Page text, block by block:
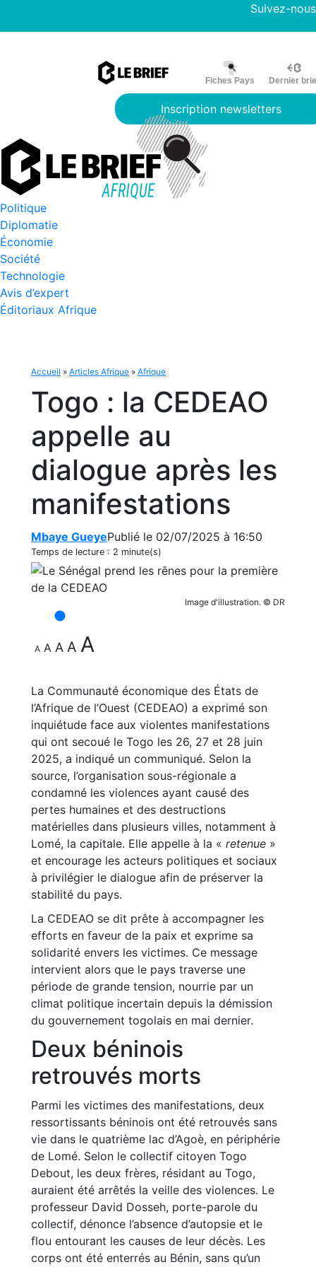
Suivez-nous
Fiches Pays Dernier
Inscription newsletters
Politique
Diplomatie
Économie
Société
Technologie
Avis d’expert
Éditoriaux Afrique
Accueil » Articles Afrique » Afrique
Togo : la CEDEAO
appelle au
dialogue après les
manifestations
Mbaye GueyePublié le 02/07/2025 à 16:50
Temps de lecture : 2 minute(s)
Image d'illustration. © DR
A A A A A
La Communauté économique des États de
l’Afrique de l’Ouest (CEDEAO) a exprimé son
inquiétude face aux violentes manifestations
qui ont secoué le Togo les 26, 27 et 28 juin
2025, a indiqué un communiqué. Selon la
source, l’organisation sous-régionale a
condamné les violences ayant causé des
pertes humaines et des destructions
matérielles dans plusieurs villes, notamment à
Lomé, la capitale. Elle appelle à la « retenue »
et encourage les acteurs politiques et sociaux
à privilégier le dialogue afin de préserver la
stabilité du pays.
La CEDEAO se dit prête à accompagner les
efforts en faveur de la paix et exprime sa
solidarité envers les victimes. Ce message
intervient alors que le pays traverse une
période de grande tension, nourrie par un
climat politique incertain depuis la démission
du gouvernement togolais en mai dernier.
Deux béninois
retrouvés morts
Parmi les victimes des manifestations, deux
ressortissants béninois ont été retrouvés sans
vie dans le quatrième lac d’Agoè, en périphérie
de Lomé. Selon le collectif citoyen Togo
Debout, les deux frères, résidant au Togo,
auraient été arrêtés la veille des violences. Le
professeur David Dosseh, porte-parole du
collectif, dénonce l’absence d’autopsie et le
flou entourant les causes de leur décès. Les
corps ont été enterrés au Bénin, sans qu’un